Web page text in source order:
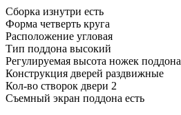
Сборка изнутри есть
Форма четверть круга
Расположение угловая
Тип поддона высокий
Регулируемая высота ножек поддона
Конструкция дверей раздвижные
Кол-во створок двери 2
Съемный экран поддона есть